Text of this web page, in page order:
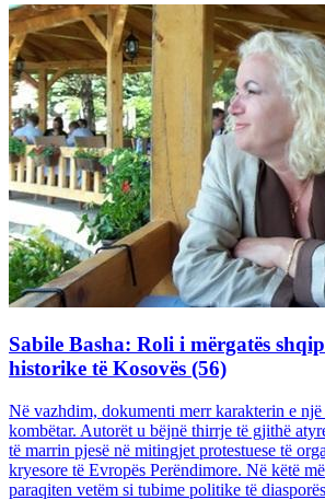
Sabile Basha: Roli i mërgatës
historike të Kosovës (56)
Në vazhdim, dokumenti merr karakterin e
kombëtar. Autorët u bëjnë thirrje të gjithë
të marrin pjesë në mitingjet protestuese të
kryesore të Evropës Perëndimore. Në këtë
paraqiten vetëm si tubime politike të